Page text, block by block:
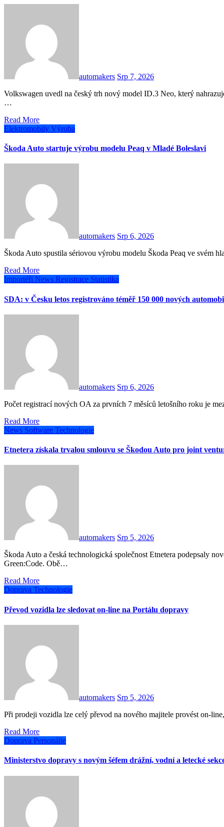
automakers Srp 7, 2026
Volkswagen uvedl na český trh nový model ID.3 Neo, který nahrazuje předchůdce ID.3, prvního člena rodiny elektromobilů ID.
…
Read More
Elektromobily Výroba
Škoda Auto startuje výrobu modelu Peaq v Mladé Boleslavi
automakers Srp 6, 2026
Škoda Auto spustila sériovou výrobu modelu Škoda Peaq ve
Read More
Importéři News Registrace Statistika
SDA: v Česku letos registrováno téměř 150 000 nových
automakers Srp 6, 2026
Počet registrací nových OA za prvních 7 měsíců letošního roku je
Read More
News Software Technologie
Etnetera získala trvalou smlouvu se Škodou Auto pro joint
automakers Srp 5, 2026
Škoda Auto a česká technologická společnost Etnetera podepsaly novou smlouvu na dobu neurčitou pro joint venture
Green:Code. Obě…
Read More
Doprava Technologie
Převod vozidla lze sledovat on-line na Portálu dopravy
automakers Srp 5, 2026
Při prodeji vozidla lze celý převod na nového majitele provést on-
Read More
Doprava Personálie
Ministerstvo dopravy s novým šéfem drážní, vodní a letecké